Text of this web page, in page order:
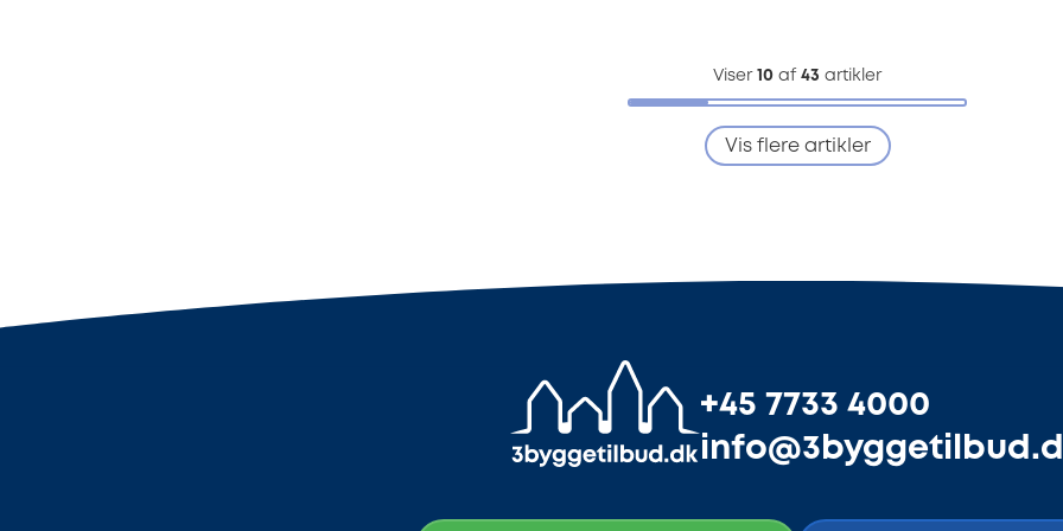
Viser 10 af 43 artikler
Vis flere artikler
+45 7733 4000